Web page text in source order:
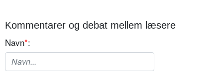
Kommentarer og debat mellem læsere
Navn*: